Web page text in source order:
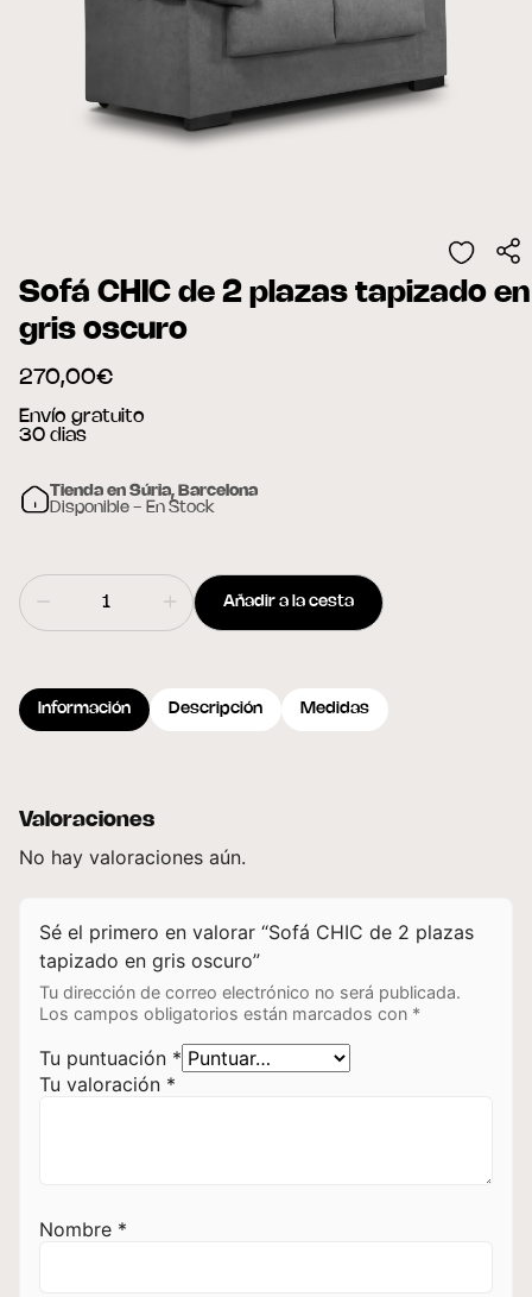
Sofá CHIC de 2 plazas tapizado en
gris oscuro
270,00€
Envío gratuito
30 dias
Tienda en Súria, Barcelona
Disponible - En Stock
Añadir a la cesta
Información Descripción Medidas
Valoraciones
No hay valoraciones aún.
Sé el primero en valorar “Sofá CHIC de 2 plazas
tapizado en gris oscuro”
Tu dirección de correo electrónico no será publicada.
Los campos obligatorios están marcados con *
Tu puntuación *
Tu valoración *
Nombre *